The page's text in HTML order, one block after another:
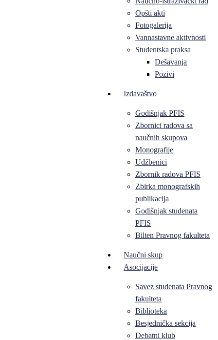
Opšti akti
Fotogalerija
Vannastavne aktivnosti
Studentska praksa
Dešavanja
Pozivi
Izdavaštvo
Godišnjak PFIS
Zbornici radova sa
naučnih skupova
Monografije
Udžbenici
Zbornik radova PFIS
Zbirka monografskih
publikacija
Godišnjak studenata
PFIS
Bilten Pravnog fakulteta
Naučni skup
Asocijacije
Savez studenata Pravnog
fakulteta
Biblioteka
Besjednička sekcija
Debatni klub